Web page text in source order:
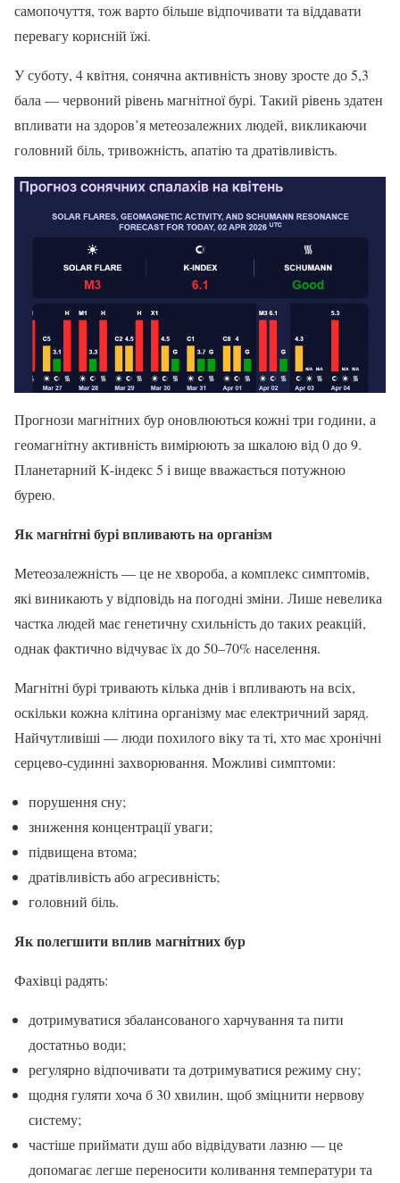
самопочуття, тож варто більше відпочивати та віддавати
перевагу корисній їжі.
У суботу, 4 квітня, сонячна активність знову зросте до 5,3
бала — червоний рівень магнітної бурі. Такий рівень здатен
впливати на здоров’я метеозалежних людей, викликаючи
головний біль, тривожність, апатію та дратівливість.
Прогнози магнітних бур оновлюються кожні три години, а
геомагнітну активність вимірюють за шкалою від 0 до 9.
Планетарний К-індекс 5 і вище вважається потужною
бурею.
Як магнітні бурі впливають на організм
Метеозалежність — це не хвороба, а комплекс симптомів,
які виникають у відповідь на погодні зміни. Лише невелика
частка людей має генетичну схильність до таких реакцій,
однак фактично відчуває їх до 50–70% населення.
Магнітні бурі тривають кілька днів і впливають на всіх,
оскільки кожна клітина організму має електричний заряд.
Найчутливіші — люди похилого віку та ті, хто має хронічні
серцево-судинні захворювання. Можливі симптоми:
порушення сну;
зниження концентрації уваги;
підвищена втома;
дратівливість або агресивність;
головний біль.
Як полегшити вплив магнітних бур
Фахівці радять:
дотримуватися збалансованого харчування та пити
достатньо води;
регулярно відпочивати та дотримуватися режиму сну;
щодня гуляти хоча б 30 хвилин, щоб зміцнити нервову
систему;
частіше приймати душ або відвідувати лазню — це
допомагає легше переносити коливання температури та